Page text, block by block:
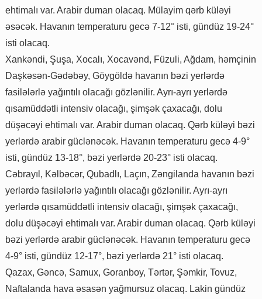
ehtimalı var. Arabir duman olacaq. Mülayim qərb küləyi
əsəcək. Havanın temperaturu gecə 7-12° isti, gündüz 19-24°
isti olacaq.
Xankəndi, Şuşa, Xocalı, Xocavənd, Füzuli, Ağdam, həmçinin
Daşkəsən-Gədəbəy, Göygöldə havanın bəzi yerlərdə
fasilələrlə yağıntılı olacağı gözlənilir. Ayrı-ayrı yerlərdə
qısamüddətli intensiv olacağı, şimşək çaxacağı, dolu
düşəcəyi ehtimalı var. Arabir duman olacaq. Qərb küləyi bəzi
yerlərdə arabir güclənəcək. Havanın temperaturu gecə 4-9°
isti, gündüz 13-18°, bəzi yerlərdə 20-23° isti olacaq.
Cəbrayıl, Kəlbəcər, Qubadlı, Laçın, Zəngilanda havanın bəzi
yerlərdə fasilələrlə yağıntılı olacağı gözlənilir. Ayrı-ayrı
yerlərdə qısamüddətli intensiv olacağı, şimşək çaxacağı,
dolu düşəcəyi ehtimalı var. Arabir duman olacaq. Qərb küləyi
bəzi yerlərdə arabir güclənəcək. Havanın temperaturu gecə
4-9° isti, gündüz 12-17°, bəzi yerlərdə 21° isti olacaq.
Qazax, Gəncə, Samux, Goranboy, Tərtər, Şəmkir, Tovuz,
Naftalanda hava əsasən yağmursuz olacaq. Lakin gündüz